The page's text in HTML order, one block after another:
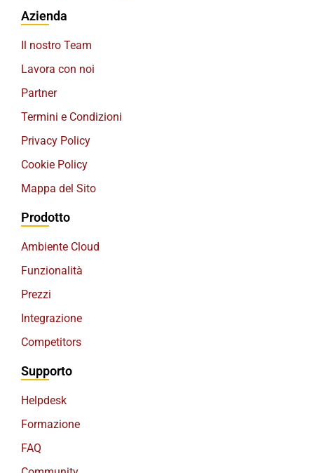
Azienda
Il nostro Team
Lavora con noi
Partner
Termini e Condizioni
Privacy Policy
Cookie Policy
Mappa del Sito
Prodotto
Ambiente Cloud
Funzionalità
Prezzi
Integrazione
Competitors
Supporto
Helpdesk
Formazione
FAQ